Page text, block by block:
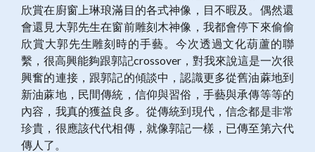
欣賞在廚窗上琳琅滿目的各式神像，目不暇及。偶然還
會還見大郭先生在窗前雕刻木神像，我都會停下來偷偷
欣賞大郭先生雕刻時的手藝。今次透過文化葫蘆的聯
繫，很高興能夠跟郭記crossover，對我來說這是一次很
興奮的連接，跟郭記的傾談中，認識更多從舊油蔴地到
新油蔴地，民間傳統，信仰與習俗，手藝與承傳等等的
內容，我真的獲益良多。從傳統到現代，信念都是非常
珍貴，很應該代代相傳，就像郭記一樣，已傳至第六代
傳人了。